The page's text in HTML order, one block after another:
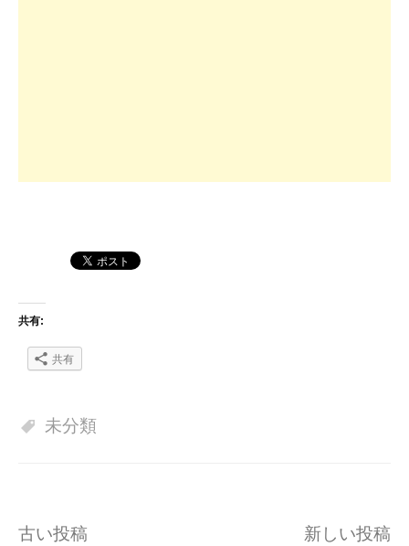
共有:
共有
未分類
投
古い投稿 新しい投稿